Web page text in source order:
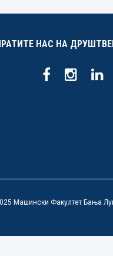
НАС НА
Машински Факултет Бања